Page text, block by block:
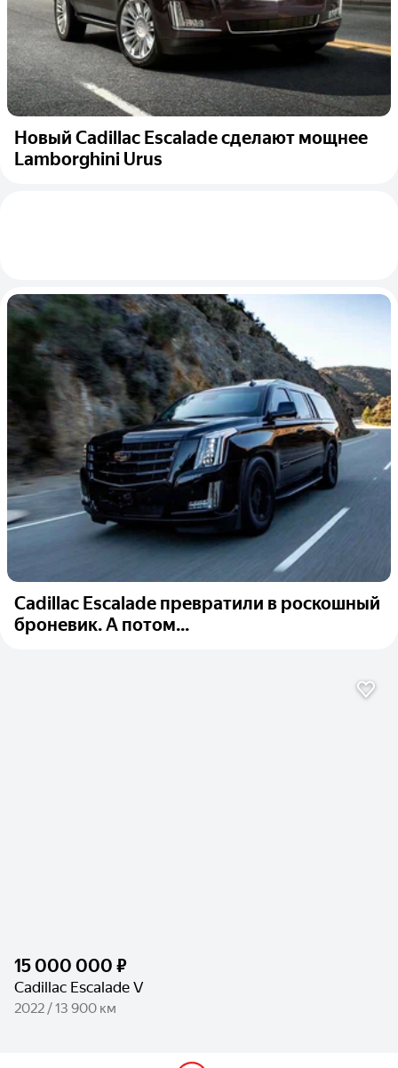
Новый Cadillac Escalade сделают мощнее
Lamborghini Urus
Cadillac Escalade превратили в роскошный
броневик. А потом...
15 000 000 ₽
Cadillac Escalade V
2022 / 13 900 км